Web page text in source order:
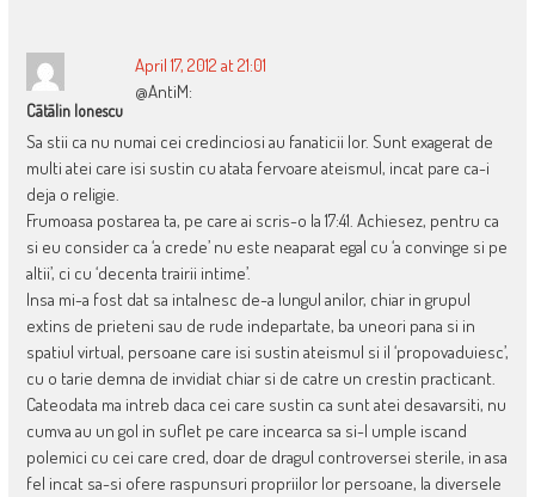
Cãtãlin Ionescu
April 17, 2012 at 21:01
@AntiM:
Sa stii ca nu numai cei credinciosi au fanaticii lor. Sunt exagerat de
multi atei care isi sustin cu atata fervoare ateismul, incat pare ca-i
deja o religie.
Frumoasa postarea ta, pe care ai scris-o la 17:41. Achiesez, pentru ca
si eu consider ca ‘a crede’ nu este neaparat egal cu ‘a convinge si pe
altii’, ci cu ‘decenta trairii intime’.
Insa mi-a fost dat sa intalnesc de-a lungul anilor, chiar in grupul
extins de prieteni sau de rude indepartate, ba uneori pana si in
spatiul virtual, persoane care isi sustin ateismul si il ‘propovaduiesc’,
cu o tarie demna de invidiat chiar si de catre un crestin practicant.
Cateodata ma intreb daca cei care sustin ca sunt atei desavarsiti, nu
cumva au un gol in suflet pe care incearca sa si-l umple iscand
polemici cu cei care cred, doar de dragul controversei sterile, in asa
fel incat sa-si ofere raspunsuri propriilor lor persoane, la diversele